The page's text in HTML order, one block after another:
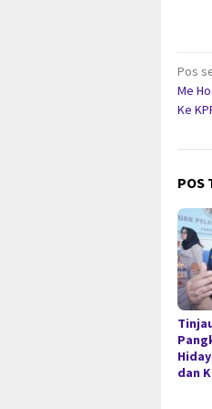
Pos
Me
Ke
POS
dan